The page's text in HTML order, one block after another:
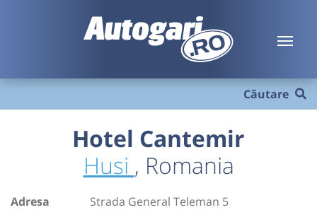
Căutare
Hotel Cantemir
Husi , Romania
Adresa Strada General Teleman 5